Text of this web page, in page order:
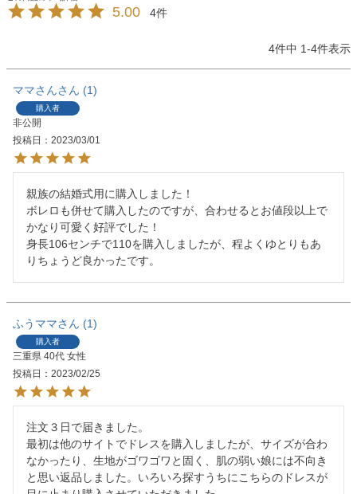
5.00 4
4件中 1-4件表示
ママさん 1
購入者
非公開
投稿日
2023/03/01
親族の結婚式用に購入しました！
ボレロも併せて購入したのですが、合わせるとお値段以上で
かなり可愛く好評でした！
身長106センチで110を購入しましたが、程よくゆとりもあ
りちょうど良かったです。
ふうママ 1
購入者
三重県 40代 女性
投稿日
2023/02/25
注文３日で届きました。
最初は他のサイトでドレスを購入しましたが、サイズが合わ
なかったり、生地がゴワゴワと固く、肌の弱い娘には不向き
と思い返品しました。いろいろ探すうちにこちらのドレスが